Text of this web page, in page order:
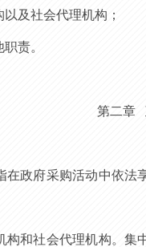
及社会代理机构；
责。
第二章
政府采购活动中依法
构和社会代理机构。